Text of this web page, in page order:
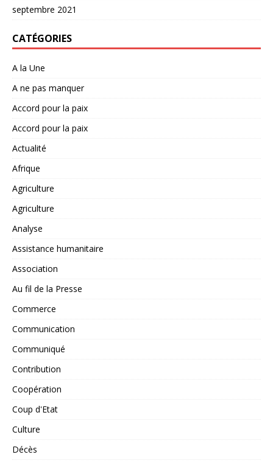
septembre 2021
CATÉGORIES
A la Une
A ne pas manquer
Accord pour la paix
Accord pour la paix
Actualité
Afrique
Agriculture
Agriculture
Analyse
Assistance humanitaire
Association
Au fil de la Presse
Commerce
Communication
Communiqué
Contribution
Coopération
Coup d'Etat
Culture
Décès